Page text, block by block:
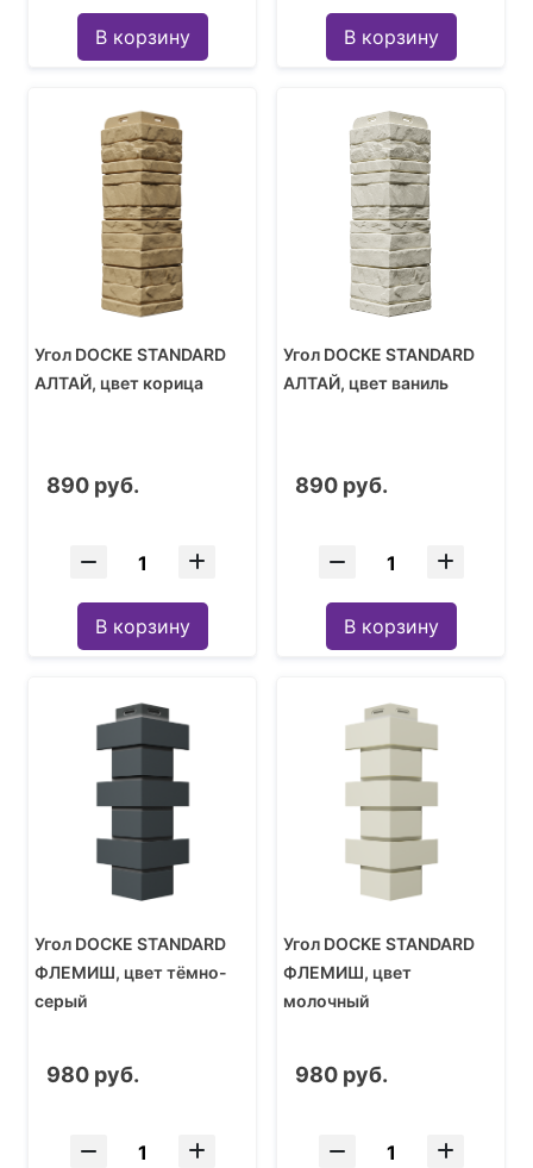
В корзину В корзину
Угол DOCKE STANDARD
АЛТАЙ, цвет корица
890 руб.
В корзину
Угол DOCKE STANDARD
АЛТАЙ, цвет ваниль
890 руб.
В корзину
Угол DOCKE STANDARD
ФЛЕМИШ, цвет тёмно-
серый
980 руб.
Угол DOCKE STANDARD
ФЛЕМИШ, цвет
молочный
980 руб.